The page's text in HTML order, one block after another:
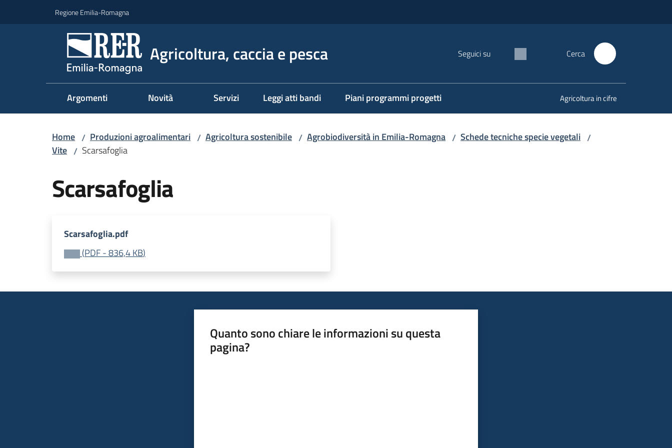
Regione Emilia-Romagna
Agricoltura, caccia e pesca Seguici su Cerca
Argomenti Novità Servizi Leggi atti bandi Piani programmi progetti Agricoltura in cifre
Home / Produzioni agroalimentari / Agricoltura sostenibile / Agrobiodiversità in Emilia-Romagna / Schede tecniche specie vegetali /
Vite / Scarsafoglia
Scarsafoglia
Scarsafoglia.pdf
(PDF-836,4 KB)
Quanto sono chiare le informazioni su questa
pagina?